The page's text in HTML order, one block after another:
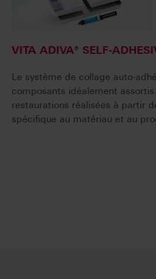
VITA ADIVA® SELF-
Le système de collage auto-
composants idéalement
restaurations réalisées à partir
spécifique au matériau et au